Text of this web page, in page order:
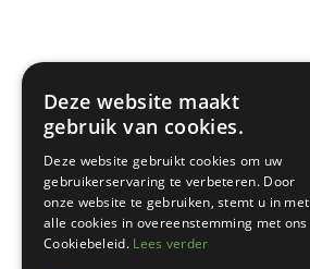
Deze website maakt
gebruik van cookies.
Deze website gebruikt cookies om uw
gebruikerservaring te verbeteren. Door
onze website te gebruiken, stemt u in met
alle cookies in overeenstemming met ons
Cookiebeleid. Lees verder